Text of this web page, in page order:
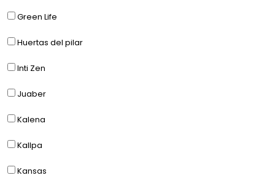
Green Life
Huertas del pilar
Inti Zen
Juaber
Kalena
Kallpa
Kansas